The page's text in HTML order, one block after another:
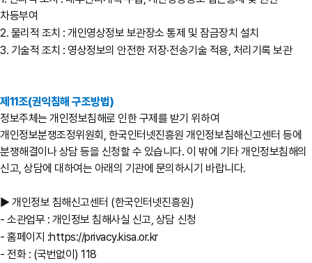
차등부여
2. 물리적 조치 : 개인영상정보 보관장소 통제 및 잠금장치 설치
3. 기술적 조치 : 영상정보의 안전한 저장·전송기술 적용, 처리기록 보관
제11조(권익침해 구조방법)
정보주체는 개인정보침해로 인한 구제를 받기 위하여
개인정보분쟁조정위원회, 한국인터넷진흥원 개인정보침해신고센터 등에
분쟁해결이나 상담 등을 신청할 수 있습니다. 이 밖에 기타 개인정보침해의
신고, 상담에 대하여는 아래의 기관에 문의하시기 바랍니다.
▶ 개인정보 침해신고센터 (한국인터넷진흥원)
- 소관업무 : 개인정보 침해사실 신고, 상담 신청
- 홈페이지 :https://privacy.kisa.or.kr
- 전화 : (국번없이) 118